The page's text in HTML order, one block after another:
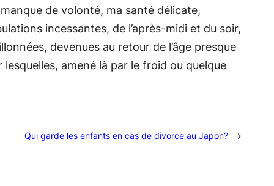
de volonté, ma santé délicate,
incessantes, de l’après-midi et du soir,
devenues au retour de l’âge presque
amené là par le froid ou quelque
Qui garde les enfants en cas de divorce au Japon? →